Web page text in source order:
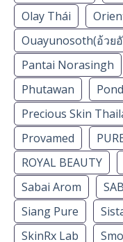
Olay Thái
Ouayunosoth(อ้วย
Pantai Norasingh
Phutawan
Precious Skin
Provamed
ROYAL BEAUTY
Sabai Arom
Siang Pure
SkinRx Lab